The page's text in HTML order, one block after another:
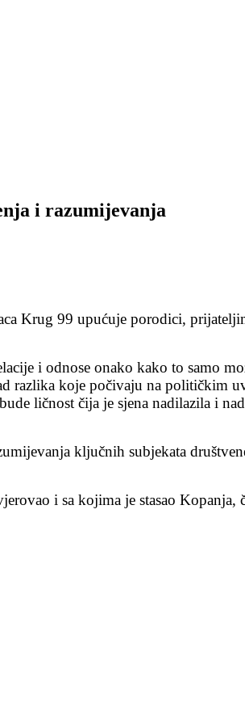
i razumijevanja
Krug 99 upućuje porodici,
i odnose onako kako to samo
razlika koje počivaju na političkim
ličnost čija je sjena nadilazila i
ključnih subjekata
i sa kojima je stasao